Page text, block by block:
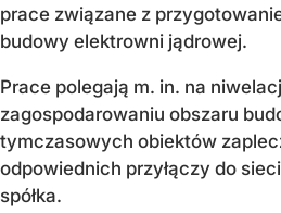
prace związane z
budowy elektrowni jądrowej.
Prace polegają m. in. na
zagospodarowaniu obszaru
tymczasowych obiektów
odpowiednich przyłączy do
spółka.